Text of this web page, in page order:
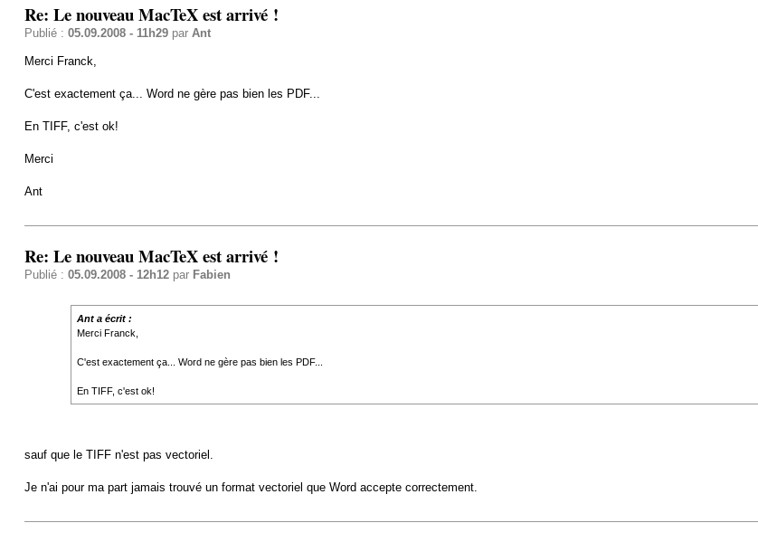
Re: Le nouveau MacTeX est arrivé !
Publié : 05.09.2008 - 11h29par Ant
Merci Franck,
C'est exactement ça... Word ne gère pas bien les PDF...
En TIFF, c'est ok!
Merci
Ant
Re: Le nouveau MacTeX est arrivé !
Publié : 05.09.2008 - 12h12par Fabien
Ant a écrit :
Merci Franck,
C'est exactement ça... Word ne gère pas bien les PDF...
En TIFF, c'est ok!
sauf que le TIFF n'est pas vectoriel.
Je n'ai pour ma part jamais trouvé un format vectoriel que Word accepte correctement.